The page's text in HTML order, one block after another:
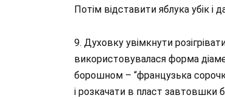
Потім відставити яблука убік і
9. Духовку увімкнути
використовувалася форма
борошном – “французька
і розкачати в пласт завтовшки